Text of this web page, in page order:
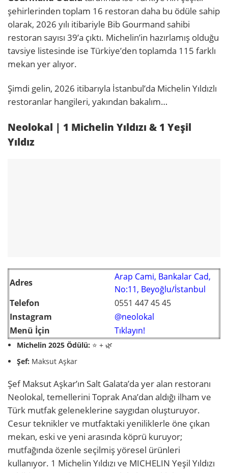
şehirlerinden toplam 16 restoran daha bu ödüle sahip
olarak, 2026 yılı itibariyle Bib Gourmand sahibi
restoran sayısı 39’a çıktı. Michelin’in hazırlamış olduğu
tavsiye listesinde ise Türkiye’den toplamda 115 farklı
mekan yer alıyor.
Şimdi gelin, 2026 itibarıyla İstanbul’da Michelin Yıldızlı
restoranlar hangileri, yakından bakalım…
Neolokal | 1 Michelin Yıldızı & 1 Yeşil
Yıldız
Adres
Arap Cami, Bankalar Cad,
No:11, Beyoğlu/İstanbul
Telefon
0551 447 45 45
Instagram
@neolokal
Menü İçin
Tıklayın!
Michelin 2025 Ödülü: ⭐ + 🌿
Şef: Maksut Aşkar
Şef Maksut Aşkar’ın Salt Galata’da yer alan restoranı
Neolokal, temellerini Toprak Ana’dan aldığı ilham ve
Türk mutfak geleneklerine saygıdan oluşturuyor.
Cesur teknikler ve mutfaktaki yeniliklerle öne çıkan
mekan, eski ve yeni arasında köprü kuruyor;
mutfağında özenle seçilmiş yöresel ürünleri
kullanıyor. 1 Michelin Yıldızı ve MICHELIN Yeşil Yıldızı